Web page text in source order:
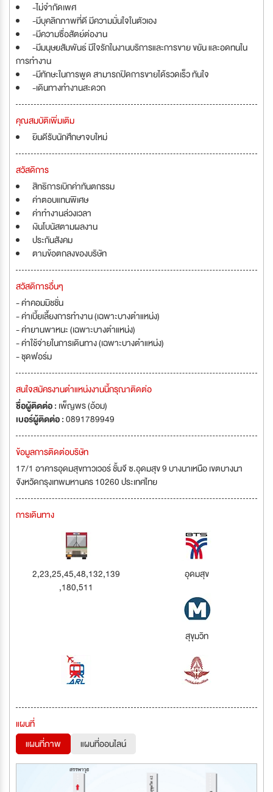
-ไม่จำกัดเพศ
-มีบุคลิกภาพที่ดี มีความมั่นใจในตัวเอง
-มีความซื่อสัตย์ต่องาน
-มีมนุษยสัมพันธ์ มีใจรักในงานบริการและการขาย ขยัน และอดทนใน
การทำงาน
-มีทักษะในการพูด สามารถปิดการขายได้รวดเร็ว ทันใจ
-เดินทางทำงานสะดวก
คุณสมบัติเพิ่มเติม
ยินดีรับนักศึกษาจบใหม่
สวัสดิการ
สิทธิการเบิกค่าทันตกรรม
ค่าตอบแทนพิเศษ
ค่าทำงานล่วงเวลา
เงินโบนัสตามผลงาน
ประกันสังคม
ตามข้อตกลงของบริษัท
สวัสดิการอื่นๆ
- ค่าคอมมิชชั่น
- ค่าเบี้ยเลี้ยงการทำงาน (เฉพาะบางตำแหน่ง)
- ค่ายานพาหนะ (เฉพาะบางตำแหน่ง)
- ค่าใช้จ่ายในการเดินทาง (เฉพาะบางตำแหน่ง)
- ชุดฟอร์ม
สนใจสมัครงานตำแหน่งงานนี้กรุณาติดต่อ
ชื่อผู้ติดต่อ : เพ็ญพร (อ้อม)
เบอร์ผู้ติดต่อ :0891789949
ข้อมูลการติดต่อบริษัท
17/1 อาคารอุดมสุขทาวเวอร์ ชั้นจี ซ.อุดมสุข 9 บางนาเหนือ เขตบางนา
จังหวัดกรุงเทพมหานคร 10260 ประเทศไทย
การเดินทาง
2,23,25,45,48,132,139
,180,511
อุดมสุข
สุขุมวิท
แผนที่
แผนที่ภาพ
แผนที่ออนไลน์